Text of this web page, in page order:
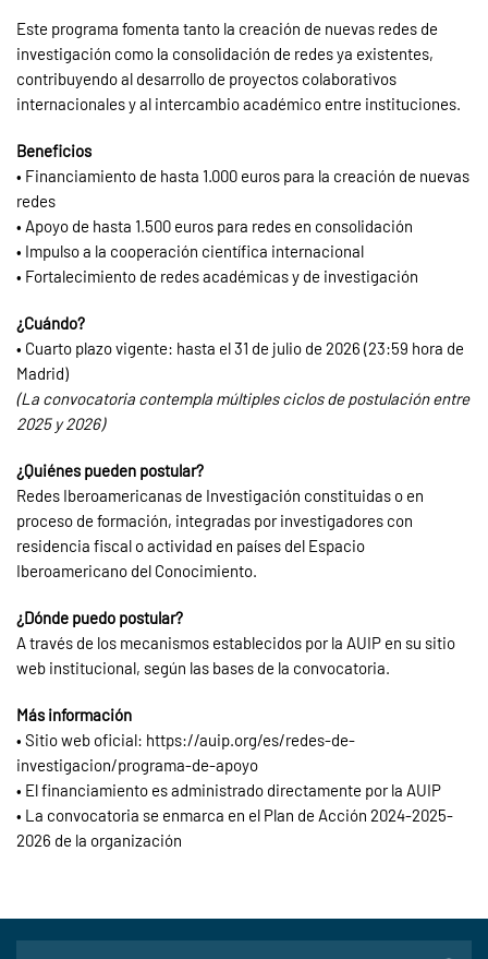
Este programa fomenta tanto la creación de nuevas redes de
investigación como la consolidación de redes ya existentes,
contribuyendo al desarrollo de proyectos colaborativos
internacionales y al intercambio académico entre instituciones.
Beneficios
• Financiamiento de hasta 1.000 euros para la creación de nuevas
redes
• Apoyo de hasta 1.500 euros para redes en consolidación
• Impulso a la cooperación científica internacional
• Fortalecimiento de redes académicas y de investigación
¿Cuándo?
• Cuarto plazo vigente: hasta el 31 de julio de 2026 (23:59 hora de
Madrid)
(La convocatoria contempla múltiples ciclos de postulación entre
2025 y 2026)
¿Quiénes pueden postular?
Redes Iberoamericanas de Investigación constituidas o en
proceso de formación, integradas por investigadores con
residencia fiscal o actividad en países del Espacio
Iberoamericano del Conocimiento.
¿Dónde puedo postular?
A través de los mecanismos establecidos por la AUIP en su sitio
web institucional, según las bases de la convocatoria.
Más información
• Sitio web oficial: https://auip.org/es/redes-de-
investigacion/programa-de-apoyo
• El financiamiento es administrado directamente por la AUIP
• La convocatoria se enmarca en el Plan de Acción 2024-2025-
2026 de la organización